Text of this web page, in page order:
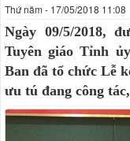
Thứ năm - 17/05/2018 11:08
Ngày 09/5/2018,
Tuyên giáo Tỉnh
Ban đã tổ chức Lễ
ưu tú đang công